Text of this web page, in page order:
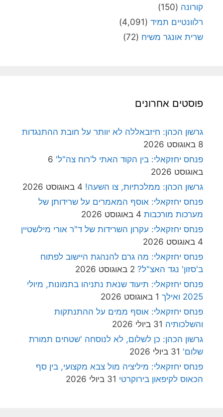
קורונה (150)
רלוונטיים תמיד (4,091)
שרית אונגר משיח (72)
פוסטים אחרונים
גרשון הכהן: חיזבאללה לא יוותר על חובת ההתנגדות
8 באוגוסט 2026
פנחס יחזקאלי: בין הקוד האתי ל'רוח צה"ל' 6
באוגוסט 2026
גרשון הכהן: ממלכתיות, צו השעה! 4 באוגוסט 2026
פנחס יחזקאלי: אוסף המאמרים על שרידותן של
מערכות מורכבות 4 באוגוסט 2026
פנחס יחזקאלי: עקרון השרידות של ד"ר אורי מילשטיין
4 באוגוסט 2026
פנחס יחזקאלי: מה גרם להנהגת היישוב לפתוח
ב'סזון' נגד האצ"ל? 2 באוגוסט 2026
פנחס יחזקאלי: תיעוד שנאת נתניהו בתמונות, מיולי
2025 ואילך
1 באוגוסט 2026
פנחס יחזקאלי: אוסף ממים על ההתנתקות
והשלכותיה 31 ביולי 2026
גרשון הכהן: כן לשלום, לא לנוסחה 'שטחים תמורת
שלום' 31 ביולי 2026
פנחס יחזקאלי: מיליציה מול צבא מקצועי, בין סף
הכאוס לקיפאון בירוקרטי 31 ביולי 2026